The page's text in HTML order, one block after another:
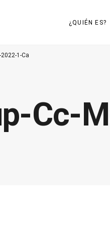
¿QUIÉN ES?
2022-1-Ca
Cc-